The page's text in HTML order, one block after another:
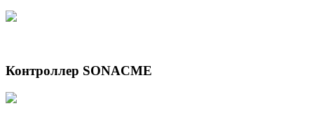
Контроллер SONACME